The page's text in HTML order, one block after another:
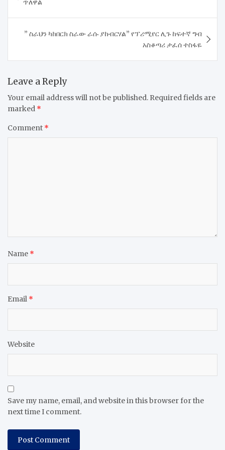
ጥለዋል
” ስራህን ካከበርክ ስራው ራሱ ያከብርሃል” የፕሪሚየር ሊጉ ከፍተኛ ግብ
አስቆጣሪ ታፈሰ ተስፋዬ
Leave a Reply
Your email address will not be published. Required fields are
marked *
Comment *
Name *
Email *
Website
Save my name, email, and website in this browser for the
next time I comment.